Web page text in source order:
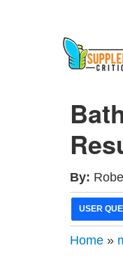
By:
USER
Home »